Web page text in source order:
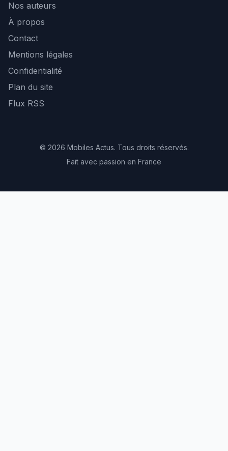
Nos auteurs
À propos
Contact
Mentions légales
Confidentialité
Plan du site
Flux RSS
© 2026 Mobiles Actus. Tous droits réservés.
Fait avec passion en France